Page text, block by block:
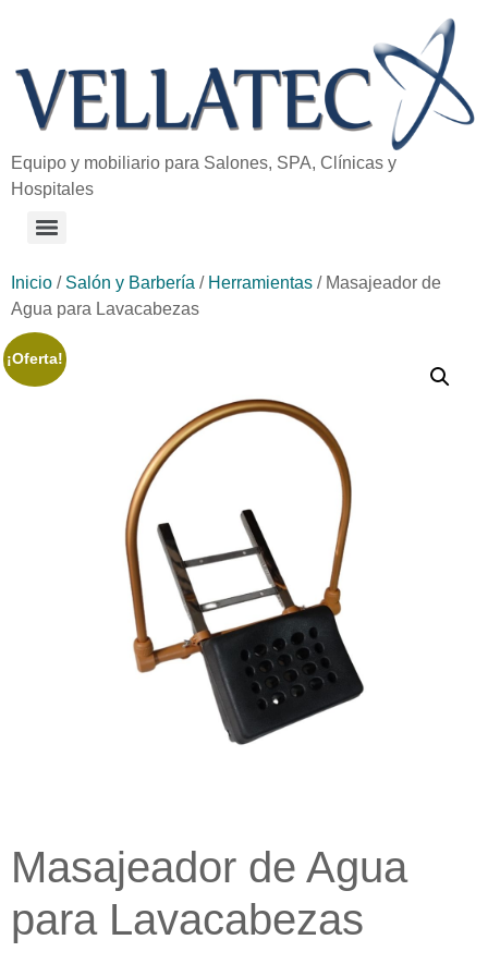
Equipo y mobiliario para Salones, SPA, Clínicas y
Hospitales
Inicio / Salón y Barbería / Herramientas / Masajeador de
Agua para Lavacabezas
¡Oferta!
Masajeador de Agua
para Lavacabezas